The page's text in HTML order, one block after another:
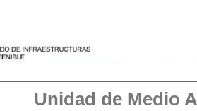
Unidad de Medio